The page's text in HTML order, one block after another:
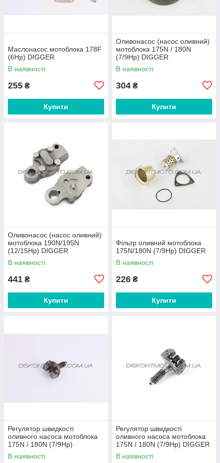
Маслонасос мотоблока 178F
(6Hp) DIGGER
В наявності
255 ₴
Купити
Оливонасос (насос оливний)
мотоблока 175N / 180N
(7/9Hp) DIGGER
В наявності
304 ₴
Купити
Оливонасос (насос оливний)
мотоблока 190N/195N
(12/15Hp) DIGGER
В наявності
441 ₴
Купити
Фільтр оливний мотоблока
175N/180N (7/9Hp) DIGGER
В наявності
226 ₴
Купити
Регулятор швидкості
оливного насоса мотоблока
175N / 180N (7/9Hp)
В наявності
Регулятор швидкості
оливного насоса мотоблока
175N / 180N (7/9Hp) DIGGER
В наявності